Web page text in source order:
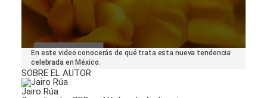
seconds
of
1
minute,
En este video conocerás de qué trata esta nueva tendencia
celebrada en México.
SOBRE EL AUTOR
Jairo Rúa